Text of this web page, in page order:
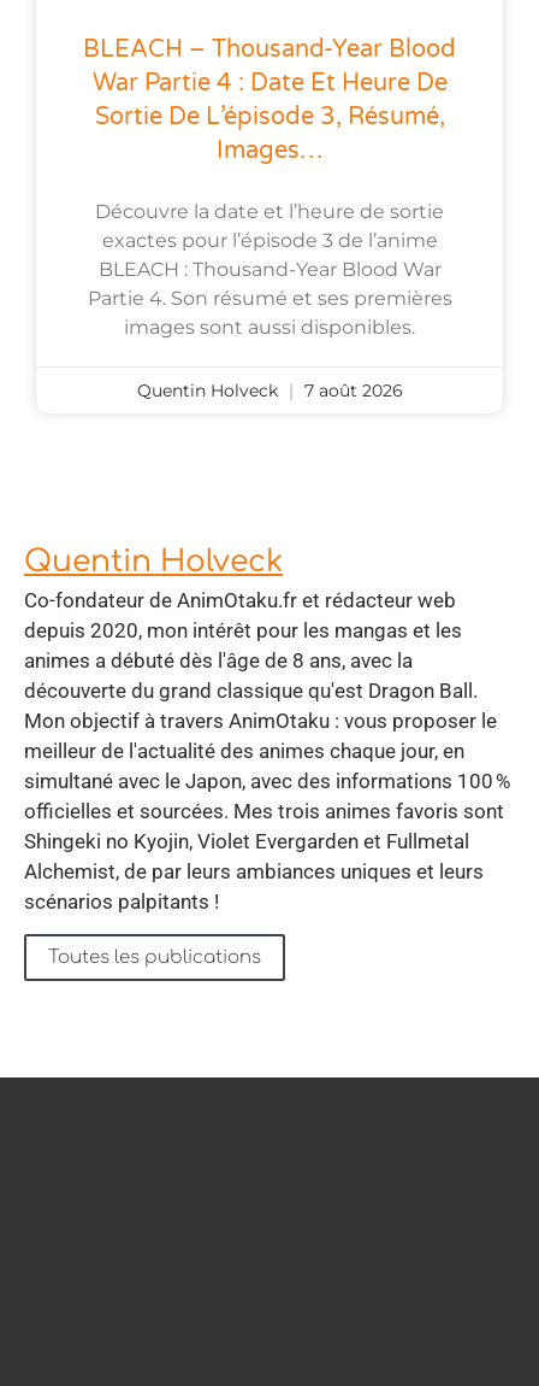
BLEACH – Thousand-Year Blood
War Partie 4 : Date Et Heure De
Sortie De L’épisode 3, Résumé,
Images…
Découvre la date et l’heure de sortie
exactes pour l’épisode 3 de l’anime
BLEACH : Thousand-Year Blood War
Partie 4. Son résumé et ses premières
images sont aussi disponibles.
Quentin Holveck 7 août 2026
Quentin Holveck
Co-fondateur de AnimOtaku.fr et rédacteur web
depuis 2020, mon intérêt pour les mangas et les
animes a débuté dès l'âge de 8 ans, avec la
découverte du grand classique qu'est Dragon Ball.
Mon objectif à travers AnimOtaku : vous proposer le
meilleur de l'actualité des animes chaque jour, en
simultané avec le Japon, avec des informations 100 %
officielles et sourcées. Mes trois animes favoris sont
Shingeki no Kyojin, Violet Evergarden et Fullmetal
Alchemist, de par leurs ambiances uniques et leurs
scénarios palpitants !
Toutes les publications